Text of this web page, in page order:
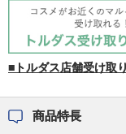
■トルダス店舗受け取
商品特長